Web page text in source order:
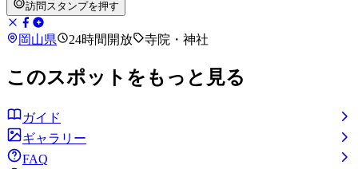
訪問スタンプを押す
岡山県 24時間開放 寺院・神社
このスポットをもっと見る
ガイド
ギャラリー
FAQ